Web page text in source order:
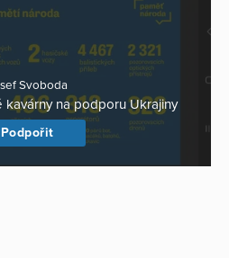
Svoboda
na podporu Ukrajiny
Podpořit